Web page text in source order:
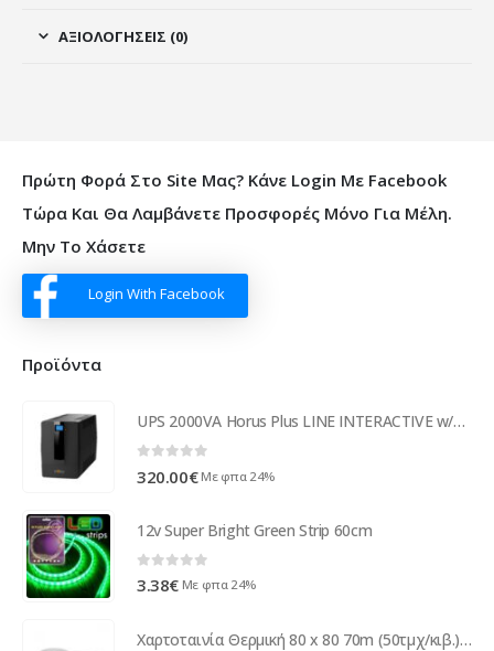
ΑΞΙΟΛΟΓΉΣΕΙΣ (0)
Πρώτη Φορά Στο Site Μας? Κάνε Login Με Facebook
Τώρα Και Θα Λαμβάνετε Προσφορές Μόνο Για Μέλη.
Μην Το Χάσετε
Login With Facebook
Προϊόντα
UPS 2000VA Horus Plus LINE INTERACTIVE w/Display & AVR PWUP-LI200H1-AZ01B ( 92067 )
320.00€ Με φπα 24%
12v Super Bright Green Strip 60cm
0 out of 5
3.38€ Με φπα 24%
Χαρτοταινία Θερμική 80 x 80 70m (50τμχ/κιβ.) ( 38039 )